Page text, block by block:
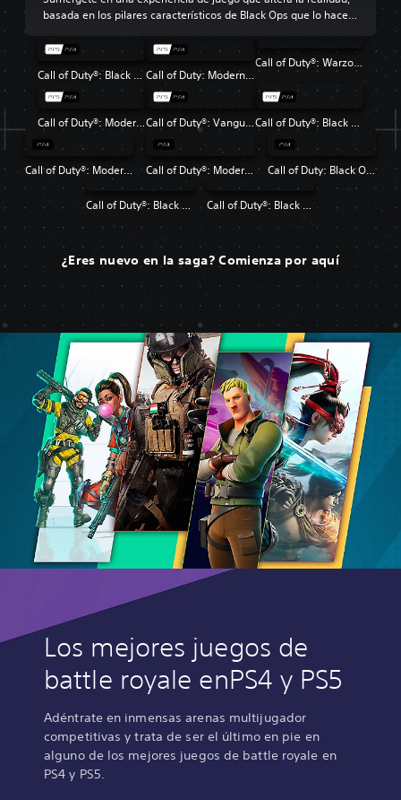
basada en los pilares característicos de Black Ops que lo hacen
Call of Duty®: Black Ops 6 Call of Duty: Modern Warfare III
Call of Duty®: Warzone™
Call of Duty®: Modern Warfare® II Call of Duty®: Vanguard Call of Duty®: Black Ops Cold War
Call of Duty®: Modern Warfare® Call of Duty®: Modern Warfare® 2 Campaign Remastered Call of Duty: Black Ops 4
Call of Duty®: Black Ops Call of Duty®: Black Ops II
¿Eres nuevo en la saga? Comienza por aquí
Los mejores juegos de
battle royale enPS4 y PS5
Adéntrate en inmensas arenas multijugador
competitivas y trata de ser el último en pie en
alguno de los mejores juegos de battle royale en
PS4 y PS5.